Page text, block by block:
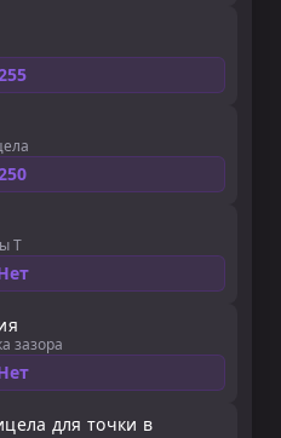
T
зазора
для точки в